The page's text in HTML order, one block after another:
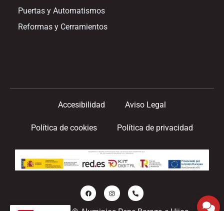
Puertas y Automatismos
Reformas y Cerramientos
Accesibilidad Aviso Legal
Política de cookies Política de privacidad